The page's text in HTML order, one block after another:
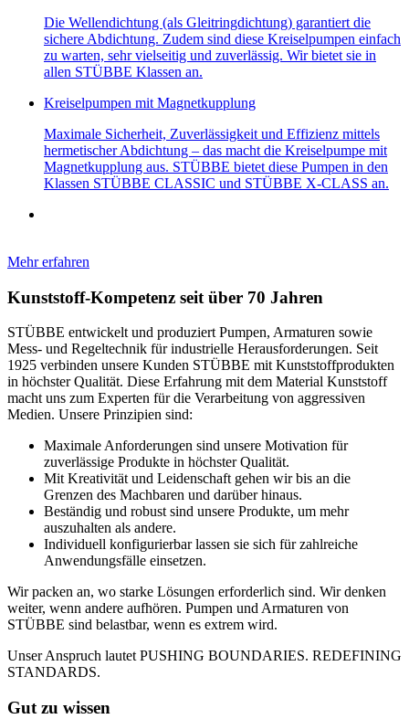
Die Wellendichtung (als Gleitringdichtung) garantiert die
sichere Abdichtung. Zudem sind diese Kreiselpumpen einfach
zu warten, sehr vielseitig und zuverlässig. Wir bietet sie in
allen STÜBBE Klassen an.
Kreiselpumpen mit Magnetkupplung
Maximale Sicherheit, Zuverlässigkeit und Effizienz mittels
hermetischer Abdichtung – das macht die Kreiselpumpe mit
Magnetkupplung aus. STÜBBE bietet diese Pumpen in den
Klassen STÜBBE CLASSIC und STÜBBE X-CLASS an.
Mehr erfahren
Kunststoff-Kompetenz seit über 70 Jahren
STÜBBE entwickelt und produziert Pumpen, Armaturen sowie
Mess- und Regeltechnik für industrielle Herausforderungen. Seit
1925 verbinden unsere Kunden STÜBBE mit Kunststoffprodukten
in höchster Qualität. Diese Erfahrung mit dem Material Kunststoff
macht uns zum Experten für die Verarbeitung von aggressiven
Medien. Unsere Prinzipien sind:
Maximale Anforderungen sind unsere Motivation für
zuverlässige Produkte in höchster Qualität.
Mit Kreativität und Leidenschaft gehen wir bis an die
Grenzen des Machbaren und darüber hinaus.
Beständig und robust sind unsere Produkte, um mehr
auszuhalten als andere.
Individuell konfigurierbar lassen sie sich für zahlreiche
Anwendungsfälle einsetzen.
Wir packen an, wo starke Lösungen erforderlich sind. Wir denken
weiter, wenn andere aufhören. Pumpen und Armaturen von
STÜBBE sind belastbar, wenn es extrem wird.
Unser Anspruch lautet PUSHING BOUNDARIES. REDEFINING
STANDARDS.
Gut zu wissen